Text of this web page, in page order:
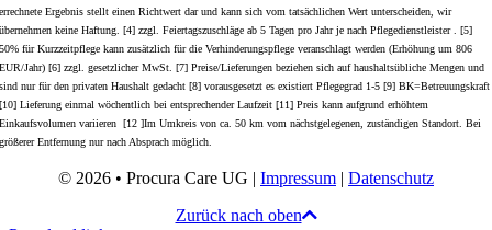
errechnete Ergebnis stellt einen Richtwert dar und kann sich vom tatsächlichen Wert unterscheiden, wir
übernehmen keine Haftung. [4] zzgl. Feiertagszuschläge ab 5 Tagen pro Jahr je nach Pflegedienstleister . [5]
50% für Kurzzeitpflege kann zusätzlich für die Verhinderungspflege veranschlagt werden (Erhöhung um 806
EUR/Jahr) [6] zzgl. gesetzlicher MwSt. [7] Preise/Lieferungen beziehen sich auf haushaltsübliche Mengen und
sind nur für den privaten Haushalt gedacht [8] vorausgesetzt es existiert Pflegegrad 1-5 [9] BK=Betreuungskraft
[10] Lieferung einmal wöchentlich bei entsprechender Laufzeit [11] Preis kann aufgrund erhöhtem
Einkaufsvolumen variieren [12 ]Im Umkreis von ca. 50 km vom nächstgelegenen, zuständigen Standort. Bei
größerer Entfernung nur nach Absprach möglich.
© 2026 • Procura Care UG | Impressum | Datenschutz
Zurück nach oben